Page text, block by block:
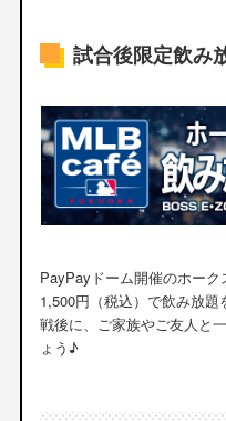
試合後限定飲み
PayPayドーム開催のホーク
1,500円（税込）で飲み放
戦後に、ご家族やご友人と
ょう♪